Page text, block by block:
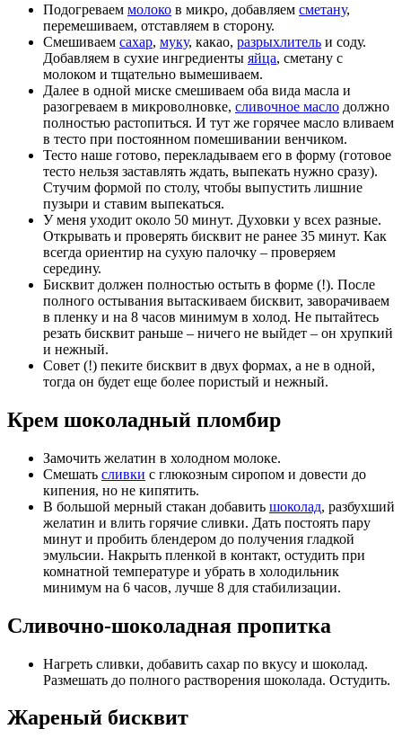
Подогреваем молоко в микро, добавляем сметану,
перемешиваем, отставляем в сторону.
Смешиваем сахар, муку, какао, разрыхлитель и соду.
Добавляем в сухие ингредиенты яйца, сметану с
молоком и тщательно вымешиваем.
Далее в одной миске смешиваем оба вида масла и
разогреваем в микроволновке, сливочное масло должно
полностью растопиться. И тут же горячее масло вливаем
в тесто при постоянном помешивании венчиком.
Тесто наше готово, перекладываем его в форму (готовое
тесто нельзя заставлять ждать, выпекать нужно сразу).
Стучим формой по столу, чтобы выпустить лишние
пузыри и ставим выпекаться.
У меня уходит около 50 минут. Духовки у всех разные.
Открывать и проверять бисквит не ранее 35 минут. Как
всегда ориентир на сухую палочку – проверяем
середину.
Бисквит должен полностью остыть в форме (!). После
полного остывания вытаскиваем бисквит, заворачиваем
в пленку и на 8 часов минимум в холод. Не пытайтесь
резать бисквит раньше – ничего не выйдет – он хрупкий
и нежный.
Совет (!) пеките бисквит в двух формах, а не в одной,
тогда он будет еще более пористый и нежный.
Крем шоколадный пломбир
Замочить желатин в холодном молоке.
Смешать сливки с глюкозным сиропом и довести до
кипения, но не кипятить.
В большой мерный стакан добавить шоколад, разбухший
желатин и влить горячие сливки. Дать постоять пару
минут и пробить блендером до получения гладкой
эмульсии. Накрыть пленкой в контакт, остудить при
комнатной температуре и убрать в холодильник
минимум на 6 часов, лучше 8 для стабилизации.
Сливочно-шоколадная пропитка
Нагреть сливки, добавить сахар по вкусу и шоколад.
Размешать до полного растворения шоколада. Остудить.
Жареный бисквит